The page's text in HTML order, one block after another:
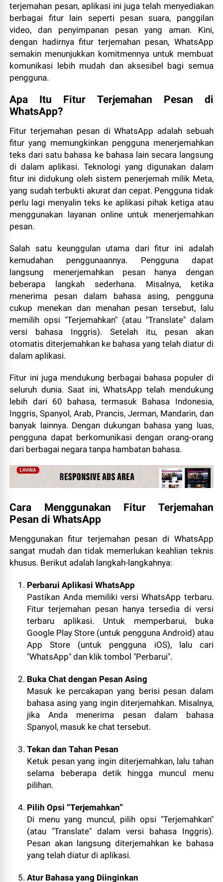
terjemahan pesan, aplikasi ini juga telah menyediakan
berbagai fitur lain seperti pesan suara, panggilan
video, dan penyimpanan pesan yang aman. Kini,
dengan hadirnya fitur terjemahan pesan, WhatsApp
semakin menunjukkan komitmennya untuk membuat
komunikasi lebih mudah dan aksesibel bagi semua
pengguna.
Apa Itu Fitur Terjemahan Pesan di
WhatsApp?
Fitur terjemahan pesan di WhatsApp adalah sebuah
fitur yang memungkinkan pengguna menerjemahkan
teks dari satu bahasa ke bahasa lain secara langsung
di dalam aplikasi. Teknologi yang digunakan dalam
fitur ini didukung oleh sistem penerjemah milik Meta,
yang sudah terbukti akurat dan cepat. Pengguna tidak
perlu lagi menyalin teks ke aplikasi pihak ketiga atau
menggunakan layanan online untuk menerjemahkan
pesan.
Salah satu keunggulan utama dari fitur ini adalah
kemudahan penggunaannya. Pengguna dapat
langsung menerjemahkan pesan hanya dengan
beberapa langkah sederhana. Misalnya, ketika
menerima pesan dalam bahasa asing, pengguna
cukup menekan dan menahan pesan tersebut, lalu
memilih opsi "Terjemahkan" (atau "Translate" dalam
versi bahasa Inggris). Setelah itu, pesan akan
otomatis diterjemahkan ke bahasa yang telah diatur di
dalam aplikasi.
Fitur ini juga mendukung berbagai bahasa populer di
seluruh dunia. Saat ini, WhatsApp telah mendukung
lebih dari 60 bahasa, termasuk Bahasa Indonesia,
Inggris, Spanyol, Arab, Prancis, Jerman, Mandarin, dan
banyak lainnya. Dengan dukungan bahasa yang luas,
pengguna dapat berkomunikasi dengan orang-orang
dari berbagai negara tanpa hambatan bahasa.
Cara Menggunakan Fitur Terjemahan
Pesan di WhatsApp
Menggunakan fitur terjemahan pesan di WhatsApp
sangat mudah dan tidak memerlukan keahlian teknis
khusus. Berikut adalah langkah-langkahnya:
Perbarui Aplikasi WhatsApp
Pastikan Anda memiliki versi WhatsApp terbaru.
Fitur terjemahan pesan hanya tersedia di versi
terbaru aplikasi. Untuk memperbarui, buka
Google Play Store (untuk pengguna Android) atau
App Store (untuk pengguna iOS), lalu cari
"WhatsApp" dan klik tombol "Perbarui".
Buka Chat dengan Pesan Asing
Masuk ke percakapan yang berisi pesan dalam
bahasa asing yang ingin diterjemahkan. Misalnya,
jika Anda menerima pesan dalam bahasa
Spanyol, masuk ke chat tersebut.
Tekan dan Tahan Pesan
Ketuk pesan yang ingin diterjemahkan, lalu tahan
selama beberapa detik hingga muncul menu
pilihan.
Pilih Opsi “Terjemahkan”
Di menu yang muncul, pilih opsi "Terjemahkan"
(atau "Translate" dalam versi bahasa Inggris).
Pesan akan langsung diterjemahkan ke bahasa
yang telah diatur di aplikasi.
Atur Bahasa yang Diinginkan